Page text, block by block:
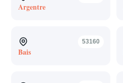
Argentre
53160
Bais